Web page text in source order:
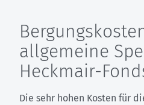
allgemeine
Heckmair-
Die sehr hohen Kosten für